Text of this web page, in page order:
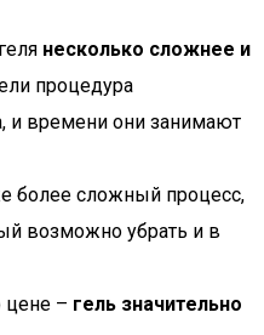
несколько сложнее и
процедура
и времени они занимают
более сложный процесс,
возможно убрать и в
цене – гель значительно